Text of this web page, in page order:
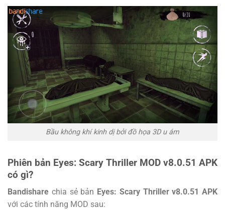
Bầu không khí kinh dị bởi đồ họa 3D u ám
Phiên bản Eyes: Scary Thriller MOD v8.0.51 APK
có gì?
Bandishare chia sẻ bản Eyes: Scary Thriller v8.0.51 APK
với các tính năng MOD sau: